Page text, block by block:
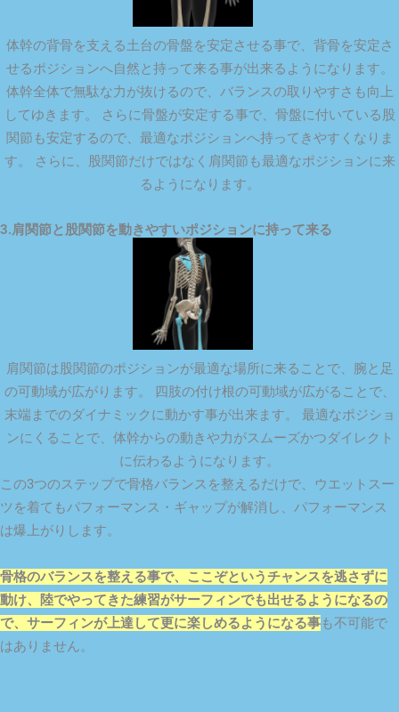
体幹の背骨を支える土台の骨盤を安定させる事で、背骨を安定さ
せるポジションへ自然と持って来る事が出来るようになります。
体幹全体で無駄な力が抜けるので、バランスの取りやすさも向上
してゆきます。 さらに骨盤が安定する事で、骨盤に付いている股
関節も安定するので、最適なポジションへ持ってきやすくなりま
す。 さらに、股関節だけではなく肩関節も最適なポジションに来
るようになります。
3.肩関節と股関節を動きやすいポジションに持って来る
肩関節は股関節のポジションが最適な場所に来ることで、腕と足
の可動域が広がります。 四肢の付け根の可動域が広がることで、
末端までのダイナミックに動かす事が出来ます。 最適なポジショ
ンにくることで、体幹からの動きや力がスムーズかつダイレクト
に伝わるようになります。
この3つのステップで骨格バランスを整えるだけで、ウエットスー
ツを着てもパフォーマンス・ギャップが解消し、パフォーマンス
は爆上がりします。
骨格のバランスを整える事で、ここぞというチャンスを逃さずに
動け、陸でやってきた練習がサーフィンでも出せるようになるの
で、サーフィンが上達して更に楽しめるようになる事も不可能で
はありません。